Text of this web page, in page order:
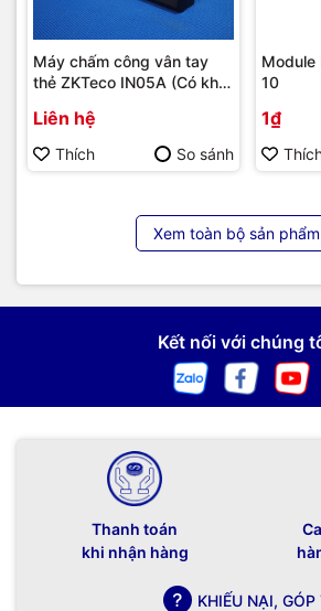
Máy chấm công vân tay
thẻ ZKTeco IN05A (Có khả
Hàng chính hãng
Liên hệ
Thích So sánh
Module
10
1₫
Xem toàn bộ sản phẩm
Kết nối với chúng
Thanh toán
khi nhận hàng
KHIẾU NẠI, GÓP